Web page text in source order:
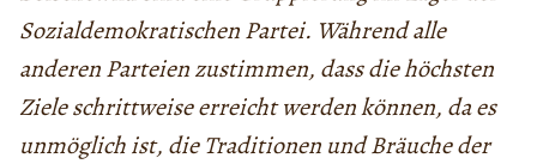
Sozialdemokratischen Partei. Während alle
anderen Parteien zustimmen, dass die höchsten
Ziele schrittweise erreicht werden können, da es
unmöglich ist, die Traditionen und Bräuche der